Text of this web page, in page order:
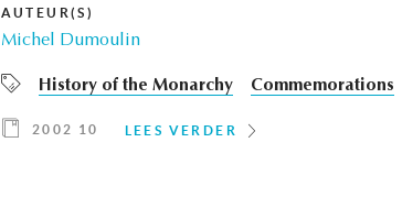
AUTEUR(S)
Michel Dumoulin
History of the Monarchy Commemorations
2002 10 LEES VERDER